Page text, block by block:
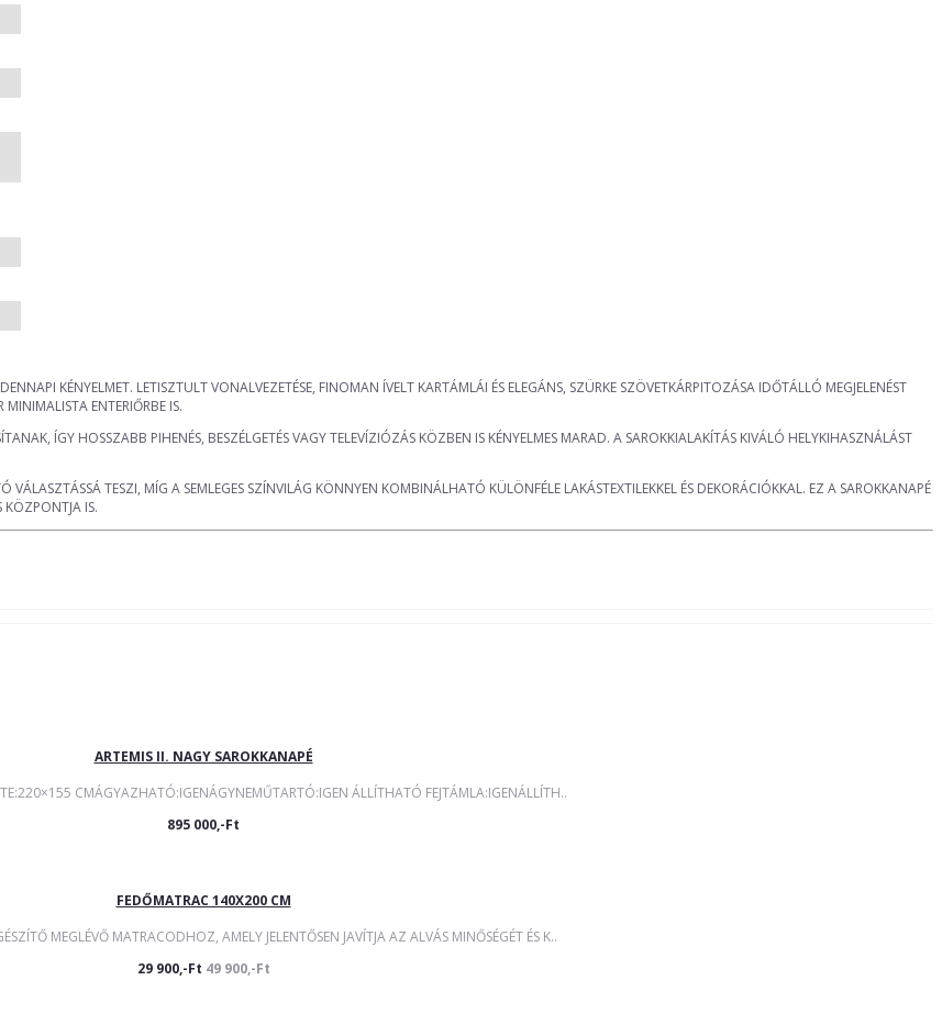
KÉNYELMET. LETISZTULT VONALVEZETÉSE, FINOMAN ÍVELT KARTÁMLÁI ÉS ELEGÁNS, SZÜRKE SZÖVETKÁRPITOZÁSA IDŐTÁLLÓ MEGJELENÉST
ENTERIŐRBE IS.
ÍGY HOSSZABB PIHENÉS, BESZÉLGETÉS VAGY TELEVÍZIÓZÁS KÖZBEN IS KÉNYELMES MARAD. A SAROKKIALAKÍTÁS KIVÁLÓ HELYKIHASZNÁLÁST
TESZI, MÍG A SEMLEGES SZÍNVILÁG KÖNNYEN KOMBINÁLHATÓ KÜLÖNFÉLE LAKÁSTEXTILEKKEL ÉS DEKORÁCIÓKKAL. EZ A SAROKKANAPÉ
IS.
ARTEMIS II. NAGY SAROKKANAPÉ
CMÁGYAZHATÓ:IGENÁGYNEMŰTARTÓ:IGEN ÁLLÍTHATÓ FEJTÁMLA:IGENÁLLÍTH..
895 000,-Ft
FEDŐMATRAC 140X200 CM
MEGLÉVŐ MATRACODHOZ, AMELY JELENTŐSEN JAVÍTJA AZ ALVÁS MINŐSÉGÉT ÉS K..
29 900,-Ft 49 900,-Ft